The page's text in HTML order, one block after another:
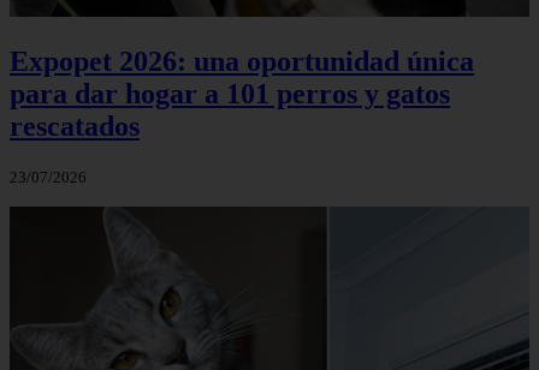
Expopet 2026: una oportunidad única
para dar hogar a 101 perros y gatos
rescatados
23/07/2026